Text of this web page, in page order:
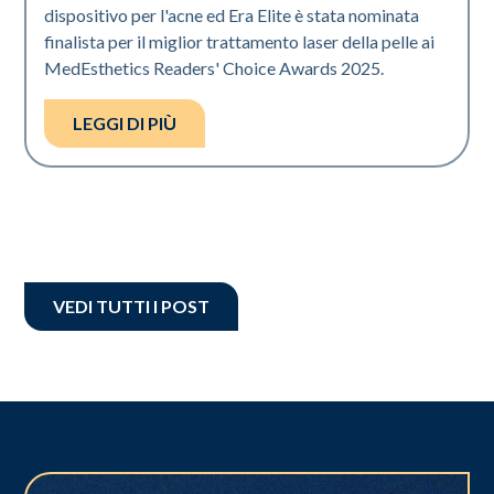
dispositivo per l'acne ed Era Elite è stata nominata
finalista per il miglior trattamento laser della pelle ai
MedEsthetics Readers' Choice Awards 2025.
LEGGI DI PIÙ
VEDI TUTTI I POST